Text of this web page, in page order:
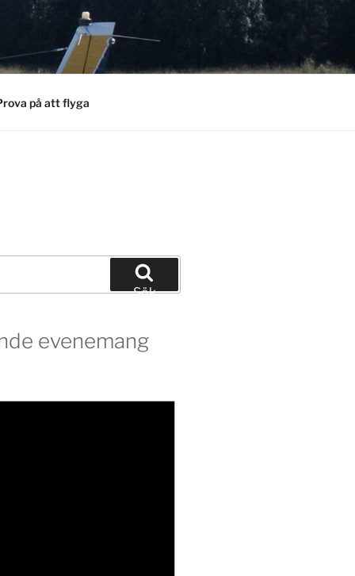
på att flyga
Sök
evenemang